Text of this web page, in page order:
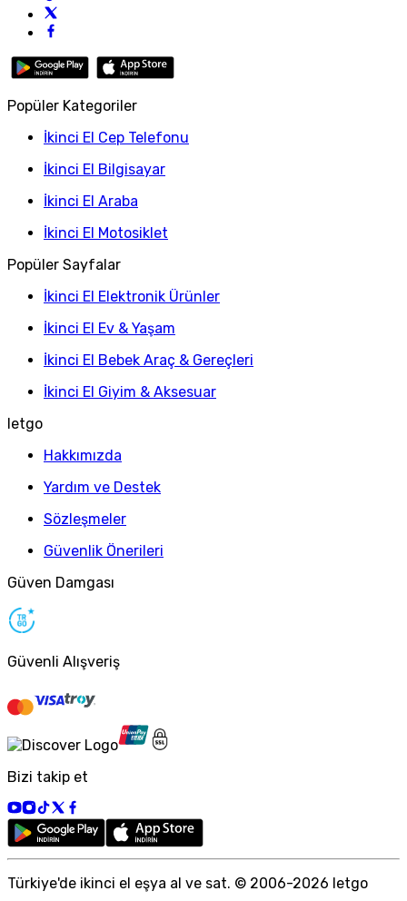
Popüler Kategoriler
İkinci El Cep Telefonu
İkinci El Bilgisayar
İkinci El Araba
İkinci El Motosiklet
Popüler Sayfalar
İkinci El Elektronik Ürünler
İkinci El Ev & Yaşam
İkinci El Bebek Araç & Gereçleri
İkinci El Giyim & Aksesuar
letgo
Hakkımızda
Yardım ve Destek
Sözleşmeler
Güvenlik Önerileri
Güven Damgası
Güvenli Alışveriş
Bizi takip et
Türkiye'de ikinci el eşya al ve sat. © 2006-2026 letgo